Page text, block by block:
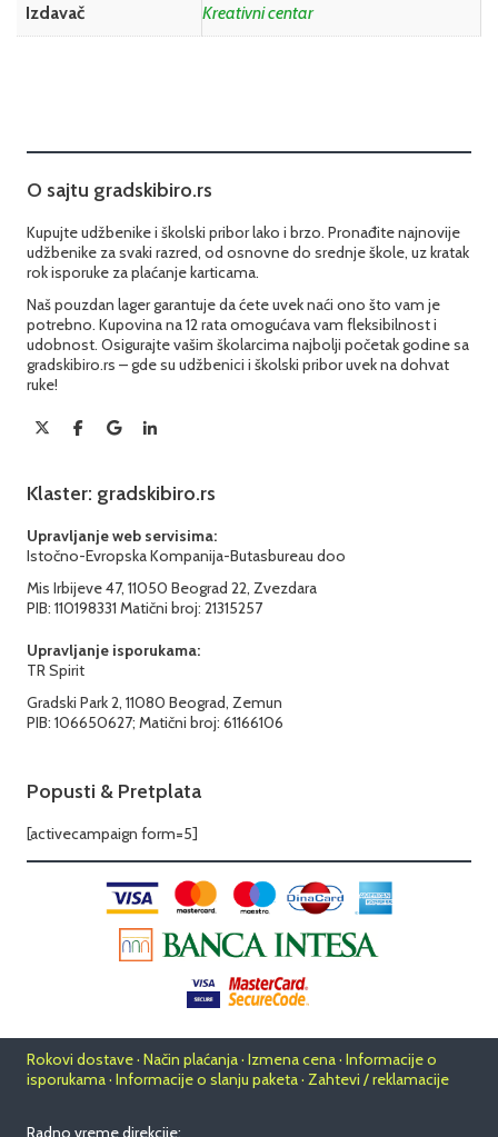
Izdavač Kreativni centar
O sajtu gradskibiro.rs
Kupujte udžbenike i školski pribor lako i brzo. Pronađite najnovije
udžbenike za svaki razred, od osnovne do srednje škole, uz kratak
rok isporuke za plaćanje karticama.
Naš pouzdan lager garantuje da ćete uvek naći ono što vam je
potrebno. Kupovina na 12 rata omogućava vam fleksibilnost i
udobnost. Osigurajte vašim školarcima najbolji početak godine sa
gradskibiro.rs – gde su udžbenici i školski pribor uvek na dohvat
ruke!
Klaster: gradskibiro.rs
Upravljanje web servisima:
Istočno-Evropska Kompanija-Butasbureau doo
Mis Irbijeve 47, 11050 Beograd 22, Zvezdara
PIB: 110198331 Matični broj: 21315257
Upravljanje isporukama:
TR Spirit
Gradski Park 2, 11080 Beograd, Zemun
PIB: 106650627; Matični broj: 61166106
Popusti & Pretplata
[activecampaign form=5]
Rokovi dostave · Način plaćanja · Izmena cena · Informacije o
isporukama · Informacije o slanju paketa · Zahtevi / reklamacije